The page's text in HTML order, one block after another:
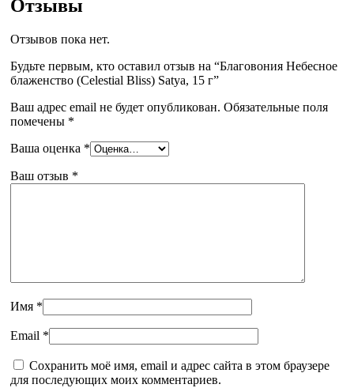
Отзывы
Отзывов пока нет.
Будьте первым, кто оставил отзыв на “Благовония Небесное
блаженство (Celestial Bliss) Satya, 15 г”
Ваш адрес email не будет опубликован. Обязательные поля
помечены *
Ваша оценка *
Ваш отзыв *
Имя *
Email *
Сохранить моё имя, email и адрес сайта в этом браузере
для последующих моих комментариев.